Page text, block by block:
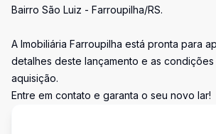
Bairro São Luiz - Farroupilha/RS.
A Imobiliária Farroupilha está pronta para
detalhes deste lançamento e as
aquisição.
Entre em contato e garanta o seu novo lar!